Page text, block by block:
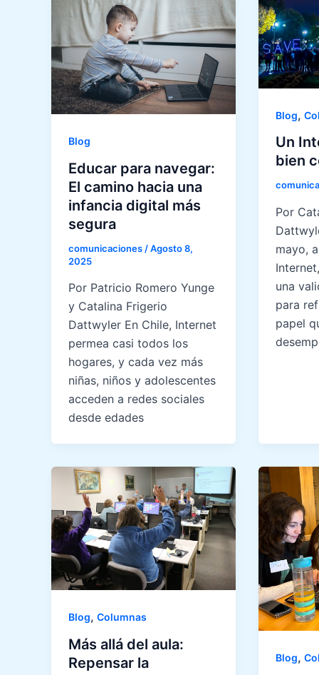
Blog
Educar para navegar:
El camino hacia una
infancia digital más
segura
comunicaciones /Agosto 8,
2025
Por Patricio Romero Yunge
y Catalina Frigerio
Dattwyler En Chile, Internet
permea casi todos los
hogares, y cada vez más
niñas, niños y adolescentes
acceden a redes sociales
desde edades
Blog,
Un
bien
Por
mayo,
una
para
papel
Blog, Columnas
Más allá del aula:
Repensar la
Blog,